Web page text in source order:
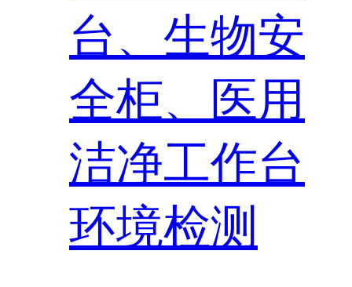
台、生物安
全柜、医用
洁净工作台
环境检测